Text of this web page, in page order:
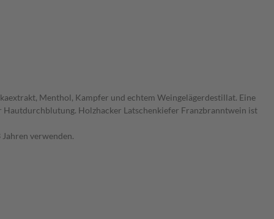
Menthol, Kampfer und echtem Weingelägerdestillat. Eine
Holzhacker Latschenkiefer Franzbranntwein ist
verwenden.